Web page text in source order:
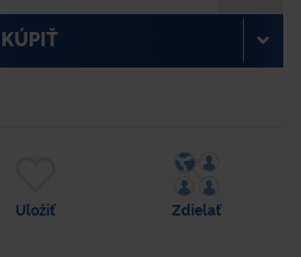
KÚPIŤ
Uložiť Zdielať